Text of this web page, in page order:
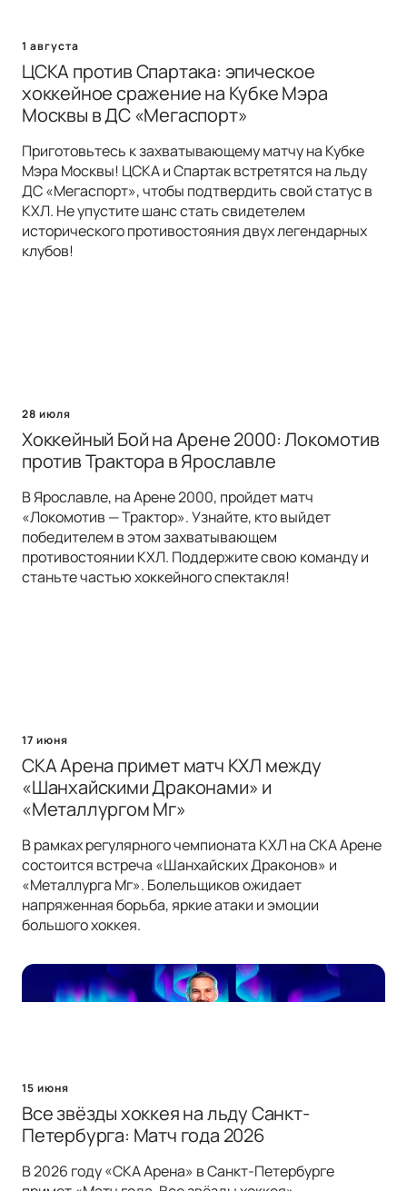
1 августа
ЦСКА против Спартака: эпическое
хоккейное сражение на Кубке Мэра
Москвы в ДС «Мегаспорт»
Приготовьтесь к захватывающему матчу на Кубке
Мэра Москвы! ЦСКА и Спартак встретятся на льду
ДС «Мегаспорт», чтобы подтвердить свой статус в
КХЛ. Не упустите шанс стать свидетелем
исторического противостояния двух легендарных
клубов!
28 июля
Хоккейный Бой на Арене 2000: Локомотив
против Трактора в Ярославле
В Ярославле, на Арене 2000, пройдет матч
«Локомотив — Трактор». Узнайте, кто выйдет
победителем в этом захватывающем
противостоянии КХЛ. Поддержите свою команду и
станьте частью хоккейного спектакля!
17 июня
СКА Арена примет матч КХЛ между
«Шанхайскими Драконами» и
«Металлургом Мг»
В рамках регулярного чемпионата КХЛ на СКА Арене
состоится встреча «Шанхайских Драконов» и
«Металлурга Мг». Болельщиков ожидает
напряженная борьба, яркие атаки и эмоции
большого хоккея.
15 июня
Все звёзды хоккея на льду Санкт-
Петербурга: Матч года 2026
В 2026 году «СКА Арена» в Санкт-Петербурге